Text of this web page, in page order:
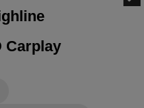
Carplay